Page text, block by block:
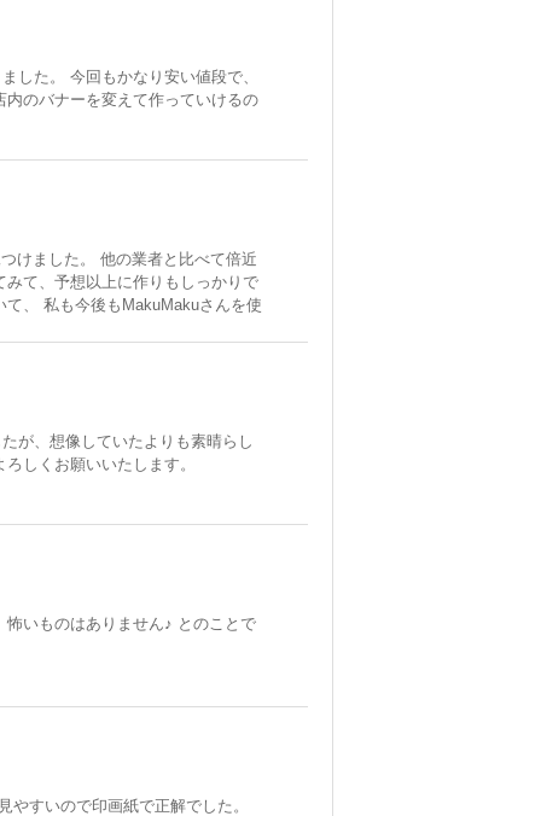
した。 今回もかなり安い値段で、
のバナーを変えて作っていけるの
けました。 他の業者と比べて倍近
て、予想以上に作りもしっかりで
、 私も今後もMakuMakuさんを使
が、想像していたよりも素晴らし
しくお願いいたします。
いものはありません♪ とのことで
すいので印画紙で正解でした。